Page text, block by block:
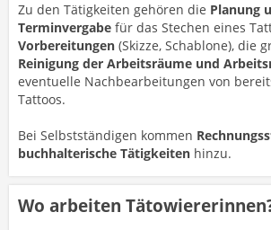
Zu den Tätigkeiten gehören die Planung
Terminvergabe für das Stechen eines
Vorbereitungen (Skizze, Schablone), die
Reinigung der Arbeitsräume und
eventuelle Nachbearbeitungen von
Tattoos.
Bei Selbstständigen kommen
buchhalterische Tätigkeiten hinzu.
Wo arbeiten